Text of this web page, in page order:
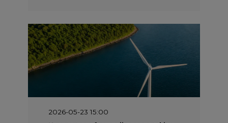
Koszty transformacji energetyki w
Polsce do 2040 roku – sprawdzamy